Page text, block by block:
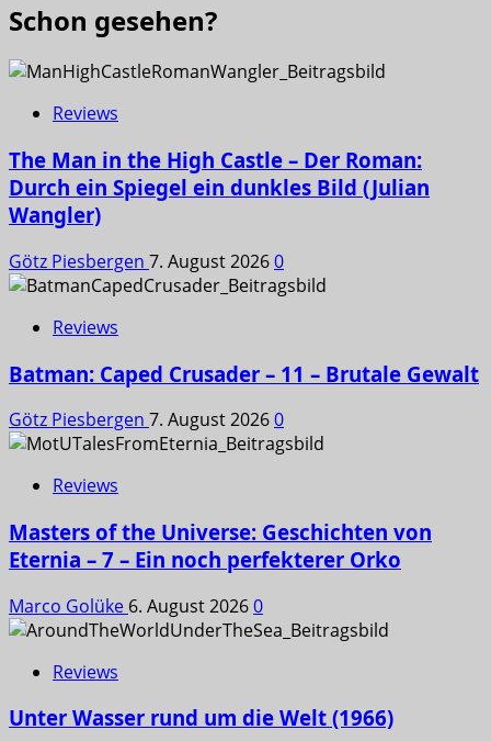
Schon gesehen?
Reviews
The Man in the High Castle – Der Roman:
Durch ein Spiegel ein dunkles Bild (Julian
Wangler)
Götz Piesbergen 7. August 20260
Reviews
Batman: Caped Crusader – 11 – Brutale Gewalt
Götz Piesbergen 7. August 20260
Reviews
Masters of the Universe: Geschichten von
Eternia – 7 – Ein noch perfekterer Orko
Marco Golüke 6. August 20260
Reviews
Unter Wasser rund um die Welt (1966)